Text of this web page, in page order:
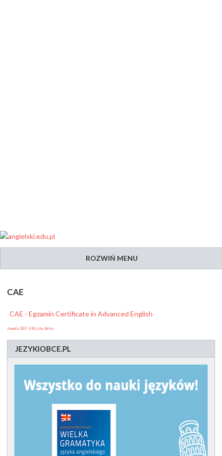
ROZWIŃ MENU
CAE
CAE - Egzamin Certificate in Advanced English
Joomla SEF URLs by Artio
JEZYKIOBCE.PL